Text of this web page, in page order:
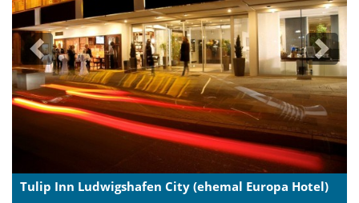
Previous Next
Tulip Inn Ludwigshafen City (ehemal Europa Hotel)